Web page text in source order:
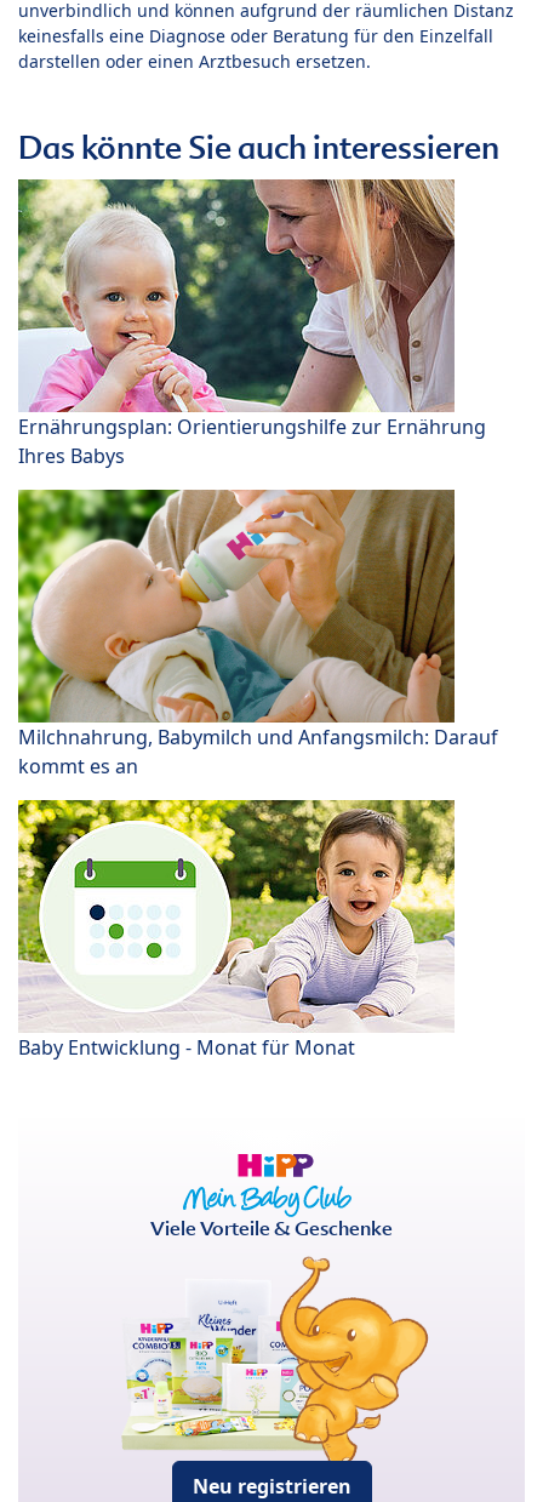
unverbindlich und können aufgrund der räumlichen Distanz
keinesfalls eine Diagnose oder Beratung für den Einzelfall
darstellen oder einen Arztbesuch ersetzen.
Das könnte Sie auch interessieren
Ernährungsplan: Orientierungshilfe zur Ernährung
Ihres Babys
Milchnahrung, Babymilch und Anfangsmilch: Darauf
kommt es an
Baby Entwicklung - Monat für Monat
Viele Vorteile & Geschenke
Neu registrieren